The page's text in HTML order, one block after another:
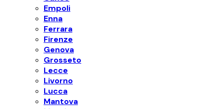
Empoli
Enna
Ferrara
Firenze
Genova
Grosseto
Lecce
Livorno
Lucca
Mantova